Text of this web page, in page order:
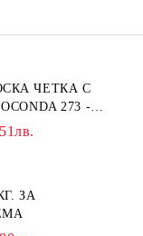
ЧЕТКА С
273 -
ЗА